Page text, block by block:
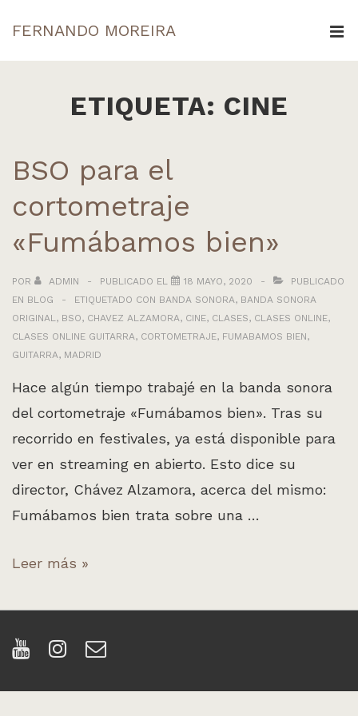
Saltar
al
FERNANDO MOREIRA
ETIQUETA: CINE
BSO para el
cortometraje
«Fumábamos bien»
POR ADMIN PUBLICADO EL 18 MAYO, 2020
PUBLICADO
EN BLOG ETIQUETADO CON BANDA SONORA, BANDA SONORA
ORIGINAL, BSO, CHAVEZ ALZAMORA, CINE, CLASES, CLASES ONLINE,
CLASES ONLINE GUITARRA, CORTOMETRAJE, FUMABAMOS BIEN,
GUITARRA, MADRID
Hace algún tiempo trabajé en la banda sonora
del cortometraje «Fumábamos bien». Tras su
recorrido en festivales, ya está disponible para
ver en streaming en abierto. Esto dice su
director, Chávez Alzamora, acerca del mismo:
Fumábamos bien trata sobre una …
BSO
el
cortometraje
«Fumábamos
bien»
Leer más »